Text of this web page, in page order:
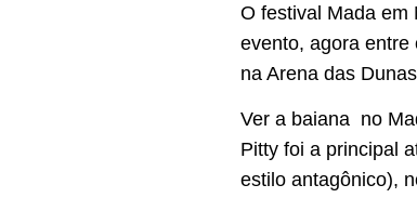
O festival Mada em
evento, agora entre
na Arena das
Ver a baiana no
Pitty foi a principal
estilo antagônico),